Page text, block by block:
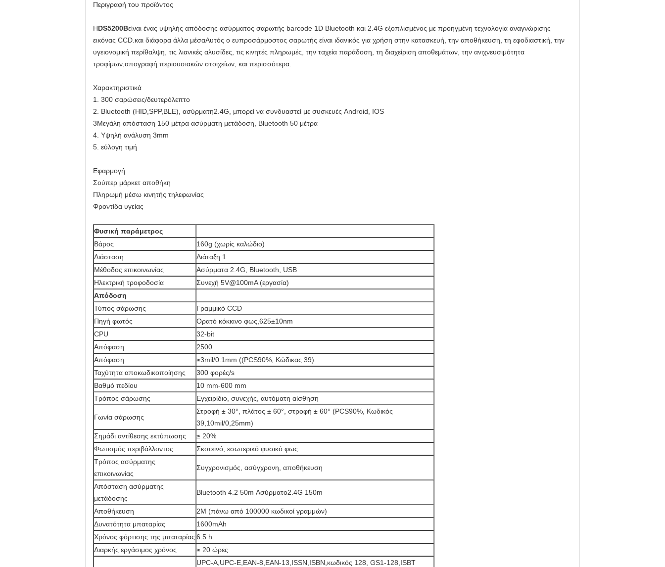
Περιγραφή του προϊόντος
ΗDS5200Bείναι ένας υψηλής απόδοσης ασύρματος σαρωτής barcode 1D Bluetooth και 2.4G εξοπλισμένος με προηγμένη τεχνολογία αναγνώρισης
εικόνας CCD.και διάφορα άλλα μέσαΑυτός ο ευπροσάρμοστος σαρωτής είναι ιδανικός για χρήση στην κατασκευή, την αποθήκευση, τη εφοδιαστική, την
υγειονομική περίθαλψη, τις λιανικές αλυσίδες, τις κινητές πληρωμές, την ταχεία παράδοση, τη διαχείριση αποθεμάτων, την ανιχνευσιμότητα
τροφίμων,απογραφή περιουσιακών στοιχείων, και περισσότερα.
Χαρακτηριστικά
1. 300 σαρώσεις/δευτερόλεπτο
2. Bluetooth (HID,SPP,BLE), ασύρματη2.4G, μπορεί να συνδυαστεί με συσκευές Android, IOS
3Μεγάλη απόσταση 150 μέτρα ασύρματη μετάδοση, Bluetooth 50 μέτρα
4. Υψηλή ανάλυση 3mm
5. εύλογη τιμή
Εφαρμογή
Σούπερ μάρκετ αποθήκη
Πληρωμή μέσω κινητής τηλεφωνίας
Φροντίδα υγείας
Φυσική παράμετρος
Βάρος
160g (χωρίς καλώδιο)
Διάσταση
Διάταξη 1
Μέθοδος επικοινωνίας
Ασύρματα 2.4G, Bluetooth, USB
Ηλεκτρική τροφοδοσία
Συνεχή 5V@100mA (εργασία)
Απόδοση
Τύπος σάρωσης
Γραμμικό CCD
Πηγή φωτός
Ορατό κόκκινο φως,625±10nm
CPU
32-bit
Απόφαση
2500
Απόφαση
≥3mil/0.1mm ((PCS90%, Κώδικας 39)
Ταχύτητα αποκωδικοποίησης
300 φορές/s
Βαθμό πεδίου
10 mm-600 mm
Τρόπος σάρωσης
Εγχειρίδιο, συνεχής, αυτόματη αίσθηση
Γωνία σάρωσης
Στροφή ± 30°, πλάτος ± 60°, στροφή ± 60° (PCS90%, Κωδικός
39,10mil/0,25mm)
Σημάδι αντίθεσης εκτύπωσης
≥ 20%
Φωτισμός περιβάλλοντος
Σκοτεινό, εσωτερικό φυσικό φως.
Τρόπος ασύρματης
επικοινωνίας
Συγχρονισμός, ασύγχρονη, αποθήκευση
Απόσταση ασύρματης
μετάδοσης
Bluetooth 4.2 50m Ασύρματο2.4G 150m
Αποθήκευση
2M (πάνω από 100000 κωδικοί γραμμών)
Δυνατότητα μπαταρίας
1600mAh
Χρόνος φόρτισης της μπαταρίας 6.5 h
Διαρκής εργάσιμος χρόνος
≥ 20 ώρες
UPC-A,UPC-E,EAN-8,EAN-13,ISSN,ISBN,κωδικός 128, GS1-128,ISBT